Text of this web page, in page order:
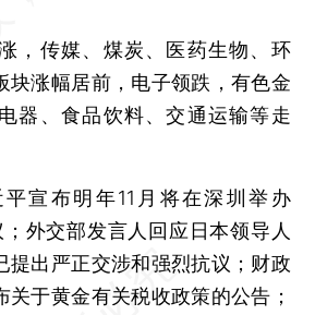
，传媒、煤炭、医药生物、环
块涨幅居前，电子领跌，有色金
器、食品饮料、交通运输等走
宣布明年11月将在深圳举办
外交部发言人回应日本领导人
提出严正交涉和强烈抗议；财政
关于黄金有关税收政策的公告；